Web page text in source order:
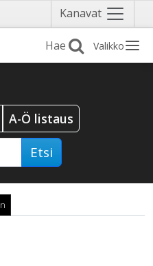
Kanavat Näytä
valikko
Valikko
A-Ö listaus
Etsi